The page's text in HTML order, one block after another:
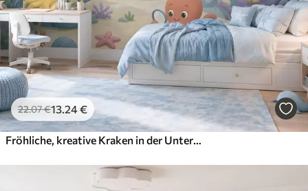
22.07€13.24€
Fröhliche, kreative Kraken in der Unterwasserwelt